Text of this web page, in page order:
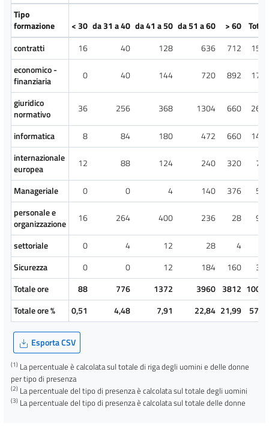
Tipo
formazione
< 30 da 31 a 40 da 41 a 50 da 51 a 60 > 60
contratti 16 40 128 636 712
economico -
finanziaria
0 40 144 720 892
giuridico
normativo
36 256 368 1304 660
informatica 8 84 180 472 660
internazionale
europea
12 88 124 240 320
Manageriale 0 0 4 140 376
personale e
organizzazione
16 264 400 236 28
settoriale 0 4 12 28 4
Sicurezza
0 0 12 184 160
Totale ore
88 776 1372 3960 3812
Totale ore %
0,51 4,48 7,91 22,84 21,99
Esporta CSV
(1) La percentuale è calcolata sul totale di riga degli uomini e delle donne
per tipo di presenza
(2) La percentuale del tipo di presenza è calcolata sul totale degli uomini
(3) La percentuale del tipo di presenza è calcolata sul totale delle donne